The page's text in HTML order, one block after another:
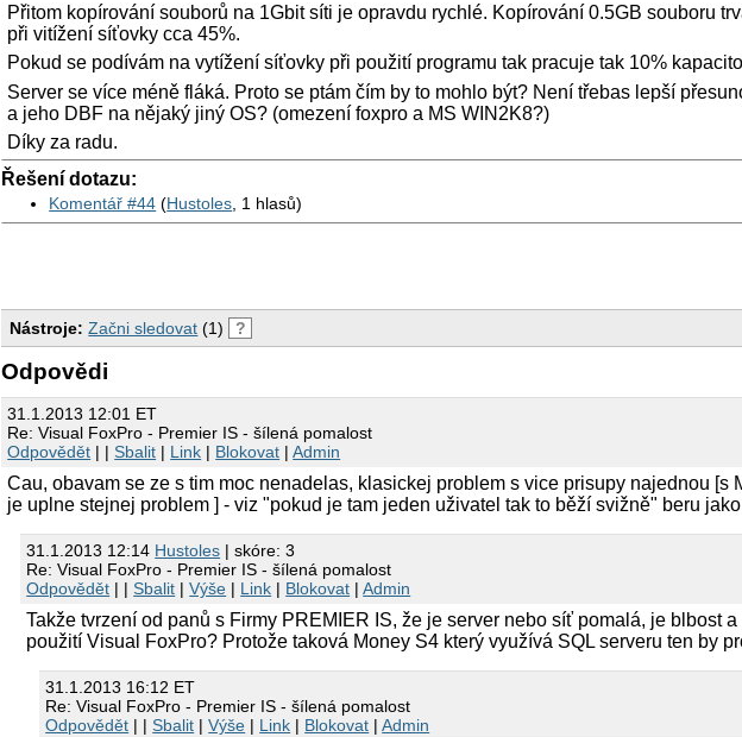
Přitom kopírování souborů na 1Gbit síti je opravdu rychlé. Kopírování 0.5GB souboru
při vitížení síťovky cca 45%.
Pokud se podívám na vytížení síťovky při použití programu tak pracuje tak 10%
Server se více méně fláká. Proto se ptám čím by to mohlo být? Není třebas lepší
a jeho DBF na nějaký jiný OS? (omezení foxpro a MS WIN2K8?)
Díky za radu.
Řešení dotazu:
Komentář #44 (Hustoles, 1 hlasů)
Nástroje: Začni sledovat (1) ?
Odpovědi
31.1.2013 12:01 ET
Re: Visual FoxPro - Premier IS - šílená pomalost
Odpovědět | |Sbalit | Link | Blokovat |Admin
Cau, obavam se ze s tim moc nenadelas, klasickej problem s vice prisupy najednou [s
je uplne stejnej problem ] - viz "pokud je tam jeden uživatel tak to běží svižně" beru
31.1.2013 12:14 Hustoles | skóre: 3
Re: Visual FoxPro - Premier IS - šílená pomalost
Odpovědět | |Sbalit |Výše | Link | Blokovat |Admin
Takže tvrzení od panů s Firmy PREMIER IS, že je server nebo síť pomalá, je blbost a
použití Visual FoxPro? Protože taková Money S4 který využívá SQL serveru ten by
31.1.2013 16:12 ET
Re: Visual FoxPro - Premier IS - šílená pomalost
Odpovědět | |Sbalit |Výše | Link | Blokovat |Admin